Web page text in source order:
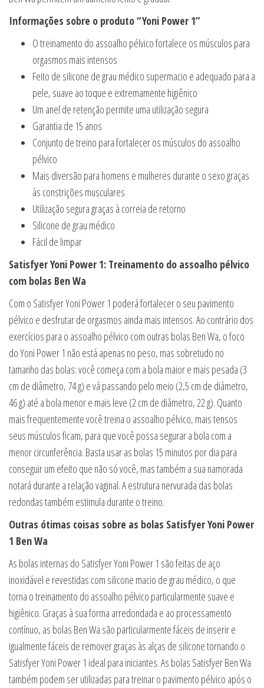
Informações sobre o produto “Yoni Power 1”
O treinamento do assoalho pélvico fortalece os músculos para
orgasmos mais intensos
Feito de silicone de grau médico supermacio e adequado para a
pele, suave ao toque e extremamente higiênico
Um anel de retenção permite uma utilização segura
Garantia de 15 anos
Conjunto de treino para fortalecer os músculos do assoalho
pélvico
Mais diversão para homens e mulheres durante o sexo graças
às constrições musculares
Utilização segura graças à correia de retorno
Silicone de grau médico
Fácil de limpar
Satisfyer Yoni Power 1: Treinamento do assoalho pélvico
com bolas Ben Wa
Com o Satisfyer Yoni Power 1 poderá fortalecer o seu pavimento
pélvico e desfrutar de orgasmos ainda mais intensos. Ao contrário dos
exercícios para o assoalho pélvico com outras bolas Ben Wa, o foco
do Yoni Power 1 não está apenas no peso, mas sobretudo no
tamanho das bolas: você começa com a bola maior e mais pesada (3
cm de diâmetro, 74 g) e vá passando pelo meio (2,5 cm de diâmetro,
46 g) até a bola menor e mais leve (2 cm de diâmetro, 22 g). Quanto
mais frequentemente você treina o assoalho pélvico, mais tensos
seus músculos ficam, para que você possa segurar a bola com a
menor circunferência. Basta usar as bolas 15 minutos por dia para
conseguir um efeito que não só você, mas também a sua namorada
notará durante a relação vaginal. A estrutura nervurada das bolas
redondas também estimula durante o treino.
Outras ótimas coisas sobre as bolas Satisfyer Yoni Power
1 Ben Wa
As bolas internas do Satisfyer Yoni Power 1 são feitas de aço
inoxidável e revestidas com silicone macio de grau médico, o que
torna o treinamento do assoalho pélvico particularmente suave e
higiênico. Graças à sua forma arredondada e ao processamento
contínuo, as bolas Ben Wa são particularmente fáceis de inserir e
igualmente fáceis de remover graças às alças de silicone tornando o
Satisfyer Yoni Power 1 ideal para iniciantes. As bolas Satisfyer Ben Wa
também podem ser utilizadas para treinar o pavimento pélvico após o